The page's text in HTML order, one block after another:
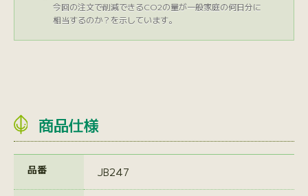
今回の注文で削減できるCO2の量が一般家庭の何日分に
相当するのか？を示しています。
商品仕様
品番 JB247